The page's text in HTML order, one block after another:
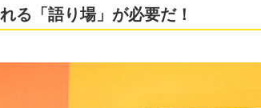
る「語り場」が必要だ！